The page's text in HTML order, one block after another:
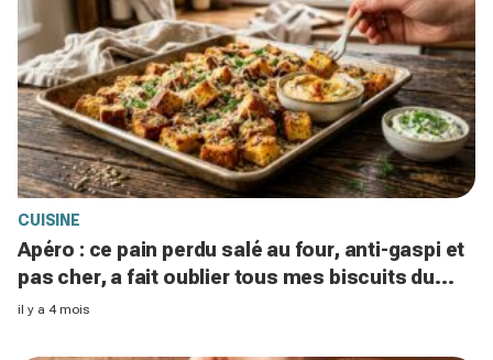
CUISINE
Apéro : ce pain perdu salé au four, anti-gaspi et
pas cher, a fait oublier tous mes biscuits du
commerce
il y a 4 mois